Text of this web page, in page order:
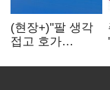
(현장+)"팔 생각
접고 호가
똘똘한 한 채'